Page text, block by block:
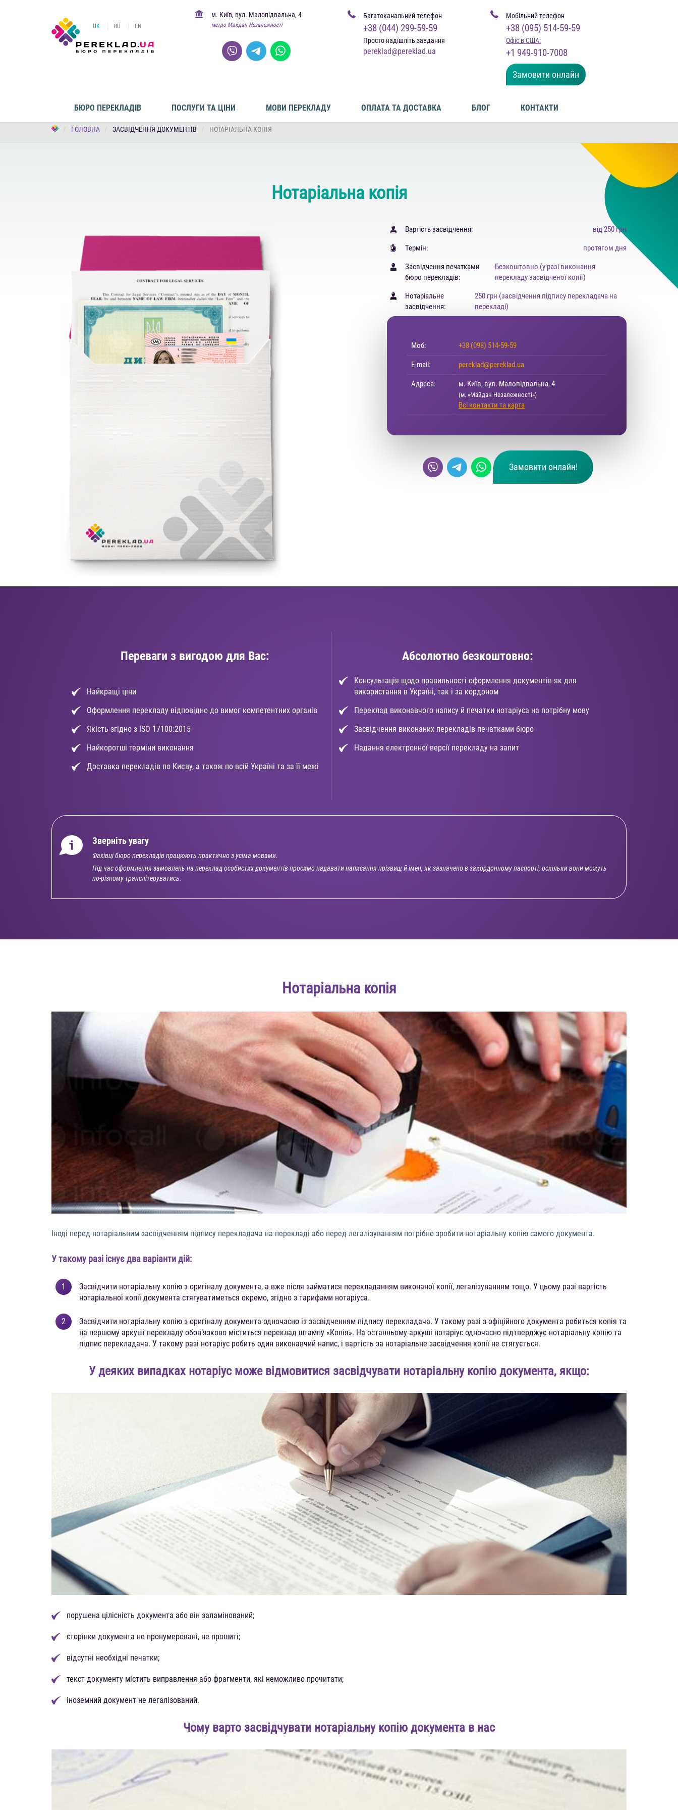
UK RU EN
м. Київ, вул. Малопідвальна, 4
метро Майдан Незалежності
Багатоканальний телефон
+38 (044) 299-59-59
Просто надішліть завдання
pereklad@pereklad.ua
Мобільний телефон
+38 (095) 514-59-59
Офіс в США:
+1 949-910-7008
Замовити онлайн
БЮРО ПЕРЕКЛАДІВ ПОСЛУГИ ТА ЦІНИ МОВИ ПЕРЕКЛАДУ ОПЛАТА ТА ДОСТАВКА БЛОГ КОНТАКТИ
ГОЛОВНА ЗАСВІДЧЕННЯ ДОКУМЕНТІВ НОТАРІАЛЬНА КОПІЯ
Нотаріальна копія
Вартість засвідчення: від 250 грн
Термін: протягом дня
Засвідчення печатками
бюро перекладів:
Безкоштовно (у разі виконання
перекладу засвідченої копії)
Нотаріальне
засвідчення:
250 грн (засвідчення підпису перекладача на
перекладі)
Моб: +38 (098) 514-59-59
E-mail: pereklad@pereklad.ua
Адреса: м. Київ, вул. Малопідвальна, 4
(м. «Майдан Незалежності»)
Всі контакти та карта
Замовити онлайн!
Переваги з вигодою для Вас:
Найкращі ціни
Оформлення перекладу відповідно до вимог компетентних органів
Якість згідно з ISO 17100:2015
Найкоротші терміни виконання
Доставка перекладів по Києву, а також по всій Україні та за її межі
Абсолютно безкоштовно:
Консультація щодо правильності оформлення документів як для
використання в Україні, так і за кордоном
Переклад виконавчого напису й печатки нотаріуса на потрібну мову
Засвідчення виконаних перекладів печатками бюро
Надання електронної версії перекладу на запит
Зверніть увагу
Фахівці бюро перекладів працюють практично з усіма мовами.
Під час оформлення замовлень на переклад особистих документів просимо надавати написання прізвищ й імен, як зазначено в закордонному паспорті, оскільки вони можуть
по-різному транслітеруватись.
Нотаріальна копія
Іноді перед нотаріальним засвідченням підпису перекладача на перекладі або перед легалізуванням потрібно зробити нотаріальну копію самого документа.
У такому разі існує два варіанти дій:
Засвідчити нотаріальну копію з оригіналу документа, а вже після займатися перекладанням виконаної копії, легалізуванням тощо. У цьому разі вартість
нотаріальної копії документа стягуватиметься окремо, згідно з тарифами нотаріуса.
Засвідчити нотаріальну копію з оригіналу документа одночасно із засвідченням підпису перекладача. У такому разі з офіційного документа робиться копія та
на першому аркуші перекладу обов’язково міститься переклад штампу «Копія». На останньому аркуші нотаріус одночасно підтверджує нотаріальну копію та
підпис перекладача. У такому разі нотаріус робить один виконавчий напис, і вартість за нотаріальне засвідчення копії не стягується.
У деяких випадках нотаріус може відмовитися засвідчувати нотаріальну копію документа, якщо:
порушена цілісність документа або він заламінований;
сторінки документа не пронумеровані, не прошиті;
відсутні необхідні печатки;
текст документу містить виправлення або фрагменти, які неможливо прочитати;
іноземний документ не легалізований.
Чому варто засвідчувати нотаріальну копію документа в нас